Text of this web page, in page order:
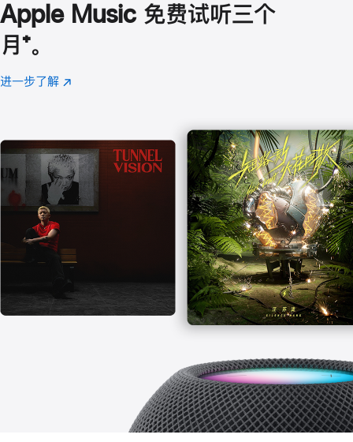
Apple Music 免费试听三个
月 脚
注
⁺。
进一步了解 Apple
(在
口
中
打
开)